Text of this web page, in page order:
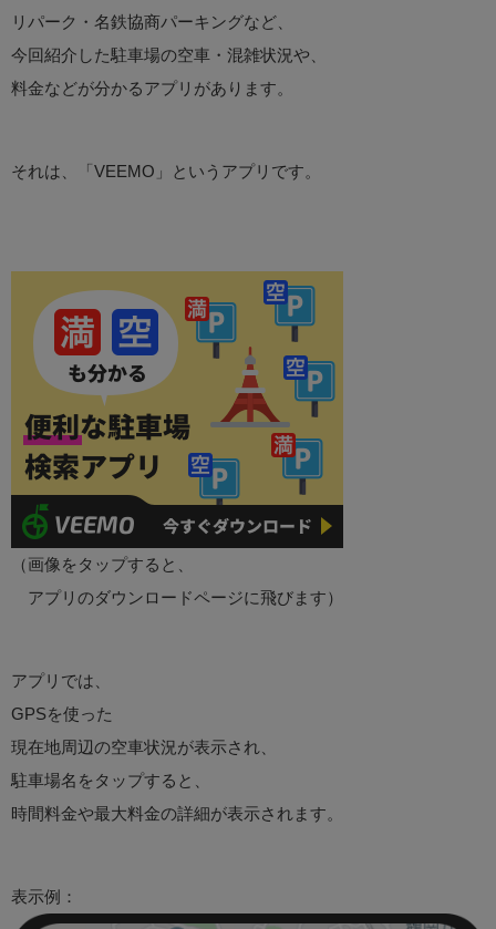
リパーク・名鉄協商パーキングなど、
今回紹介した駐車場の空車・混雑状況や、
料金などが分かるアプリがあります。
それは、「VEEMO」というアプリです。
（画像をタップすると、
アプリのダウンロードページに飛びます）
アプリでは、
GPSを使った
現在地周辺の空車状況が表示され、
駐車場名をタップすると、
時間料金や最大料金の詳細が表示されます。
表示例：